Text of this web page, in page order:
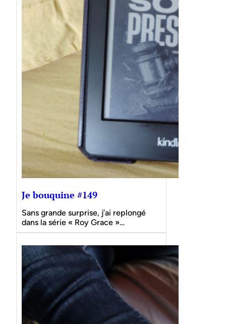
Je bouquine #149
Sans grande surprise, j’ai replongé
dans la série « Roy Grace »…